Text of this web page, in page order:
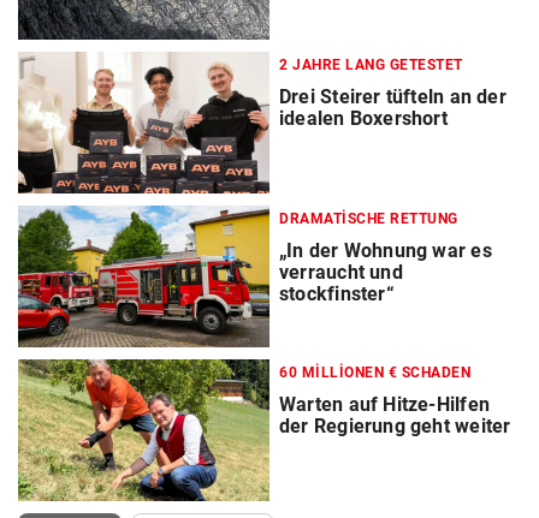
2 JAHRE LANG GETESTET
Drei Steirer tüfteln an der
idealen Boxershort
DRAMATISCHE RETTUNG
„In der Wohnung war es
verraucht und
stockfinster“
60 MILLIONEN € SCHADEN
Warten auf Hitze-Hilfen
der Regierung geht weiter